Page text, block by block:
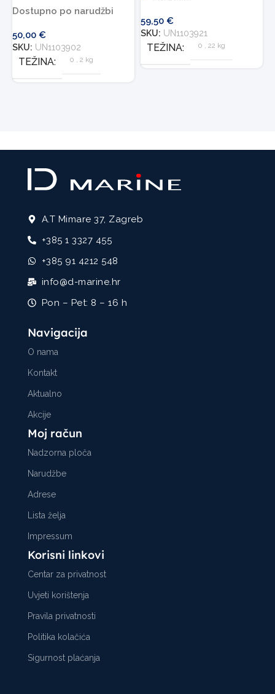
Dostupno po narudžbi
50,00 €
SKU: UN1103902
TEŽINA 0 , 2 kg
59,50 €
SKU: UN1103921
TEŽINA 0 , 22 kg
A.T Mimare 37, Zagreb
+385 1 3327 455
+385 91 4212 548
info@d-marine.hr
Pon – Pet: 8 – 16 h
Navigacija
O nama
Kontakt
Aktualno
Akcije
Moj račun
Nadzorna ploča
Narudžbe
Adrese
Lista želja
Impressum
Korisni linkovi
Centar za privatnost
Uvjeti korištenja
Pravila privatnosti
Politika kolačića
Sigurnost plaćanja